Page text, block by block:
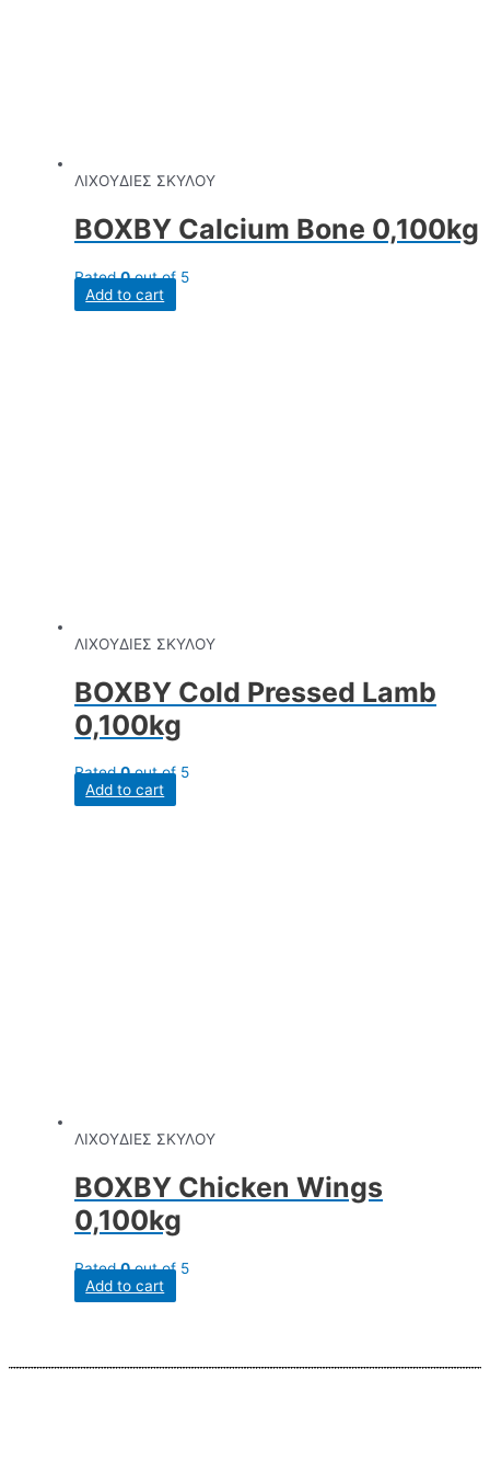
ΛΙΧΟΥΔΙΕΣ ΣΚΥΛΟΥ
BOXBY Calcium Bone 0,100kg
Rated0out of 5
Add to cart
ΛΙΧΟΥΔΙΕΣ ΣΚΥΛΟΥ
BOXBY Cold Pressed Lamb
0,100kg
Rated0out of 5
Add to cart
ΛΙΧΟΥΔΙΕΣ ΣΚΥΛΟΥ
BOXBY Chicken Wings
0,100kg
Rated0out of 5
Add to cart